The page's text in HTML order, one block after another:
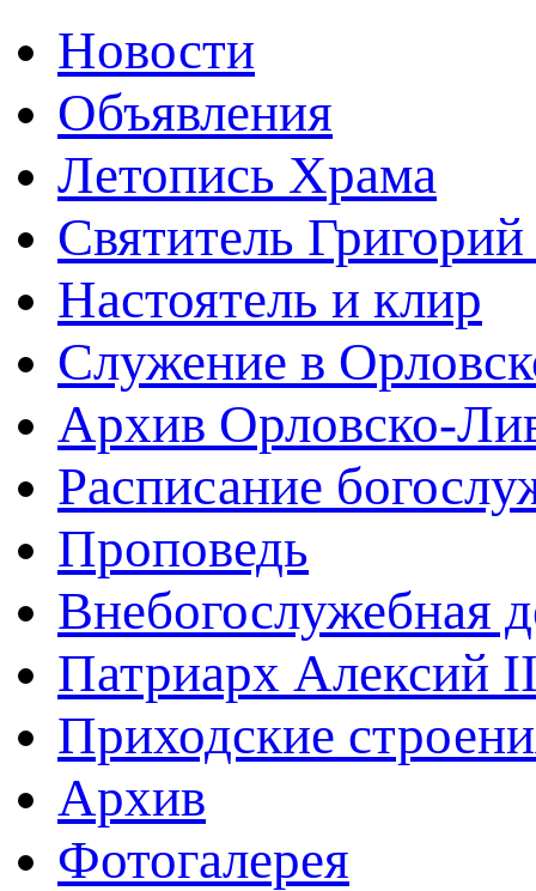
Новости
Объявления
Летопись Храма
Святитель
Настоятель и клир
Служение в
Архив Орловско-
Расписание
Проповедь
Внебогослужебная
Патриарх Алексий
Приходские
Архив
Фотогалерея